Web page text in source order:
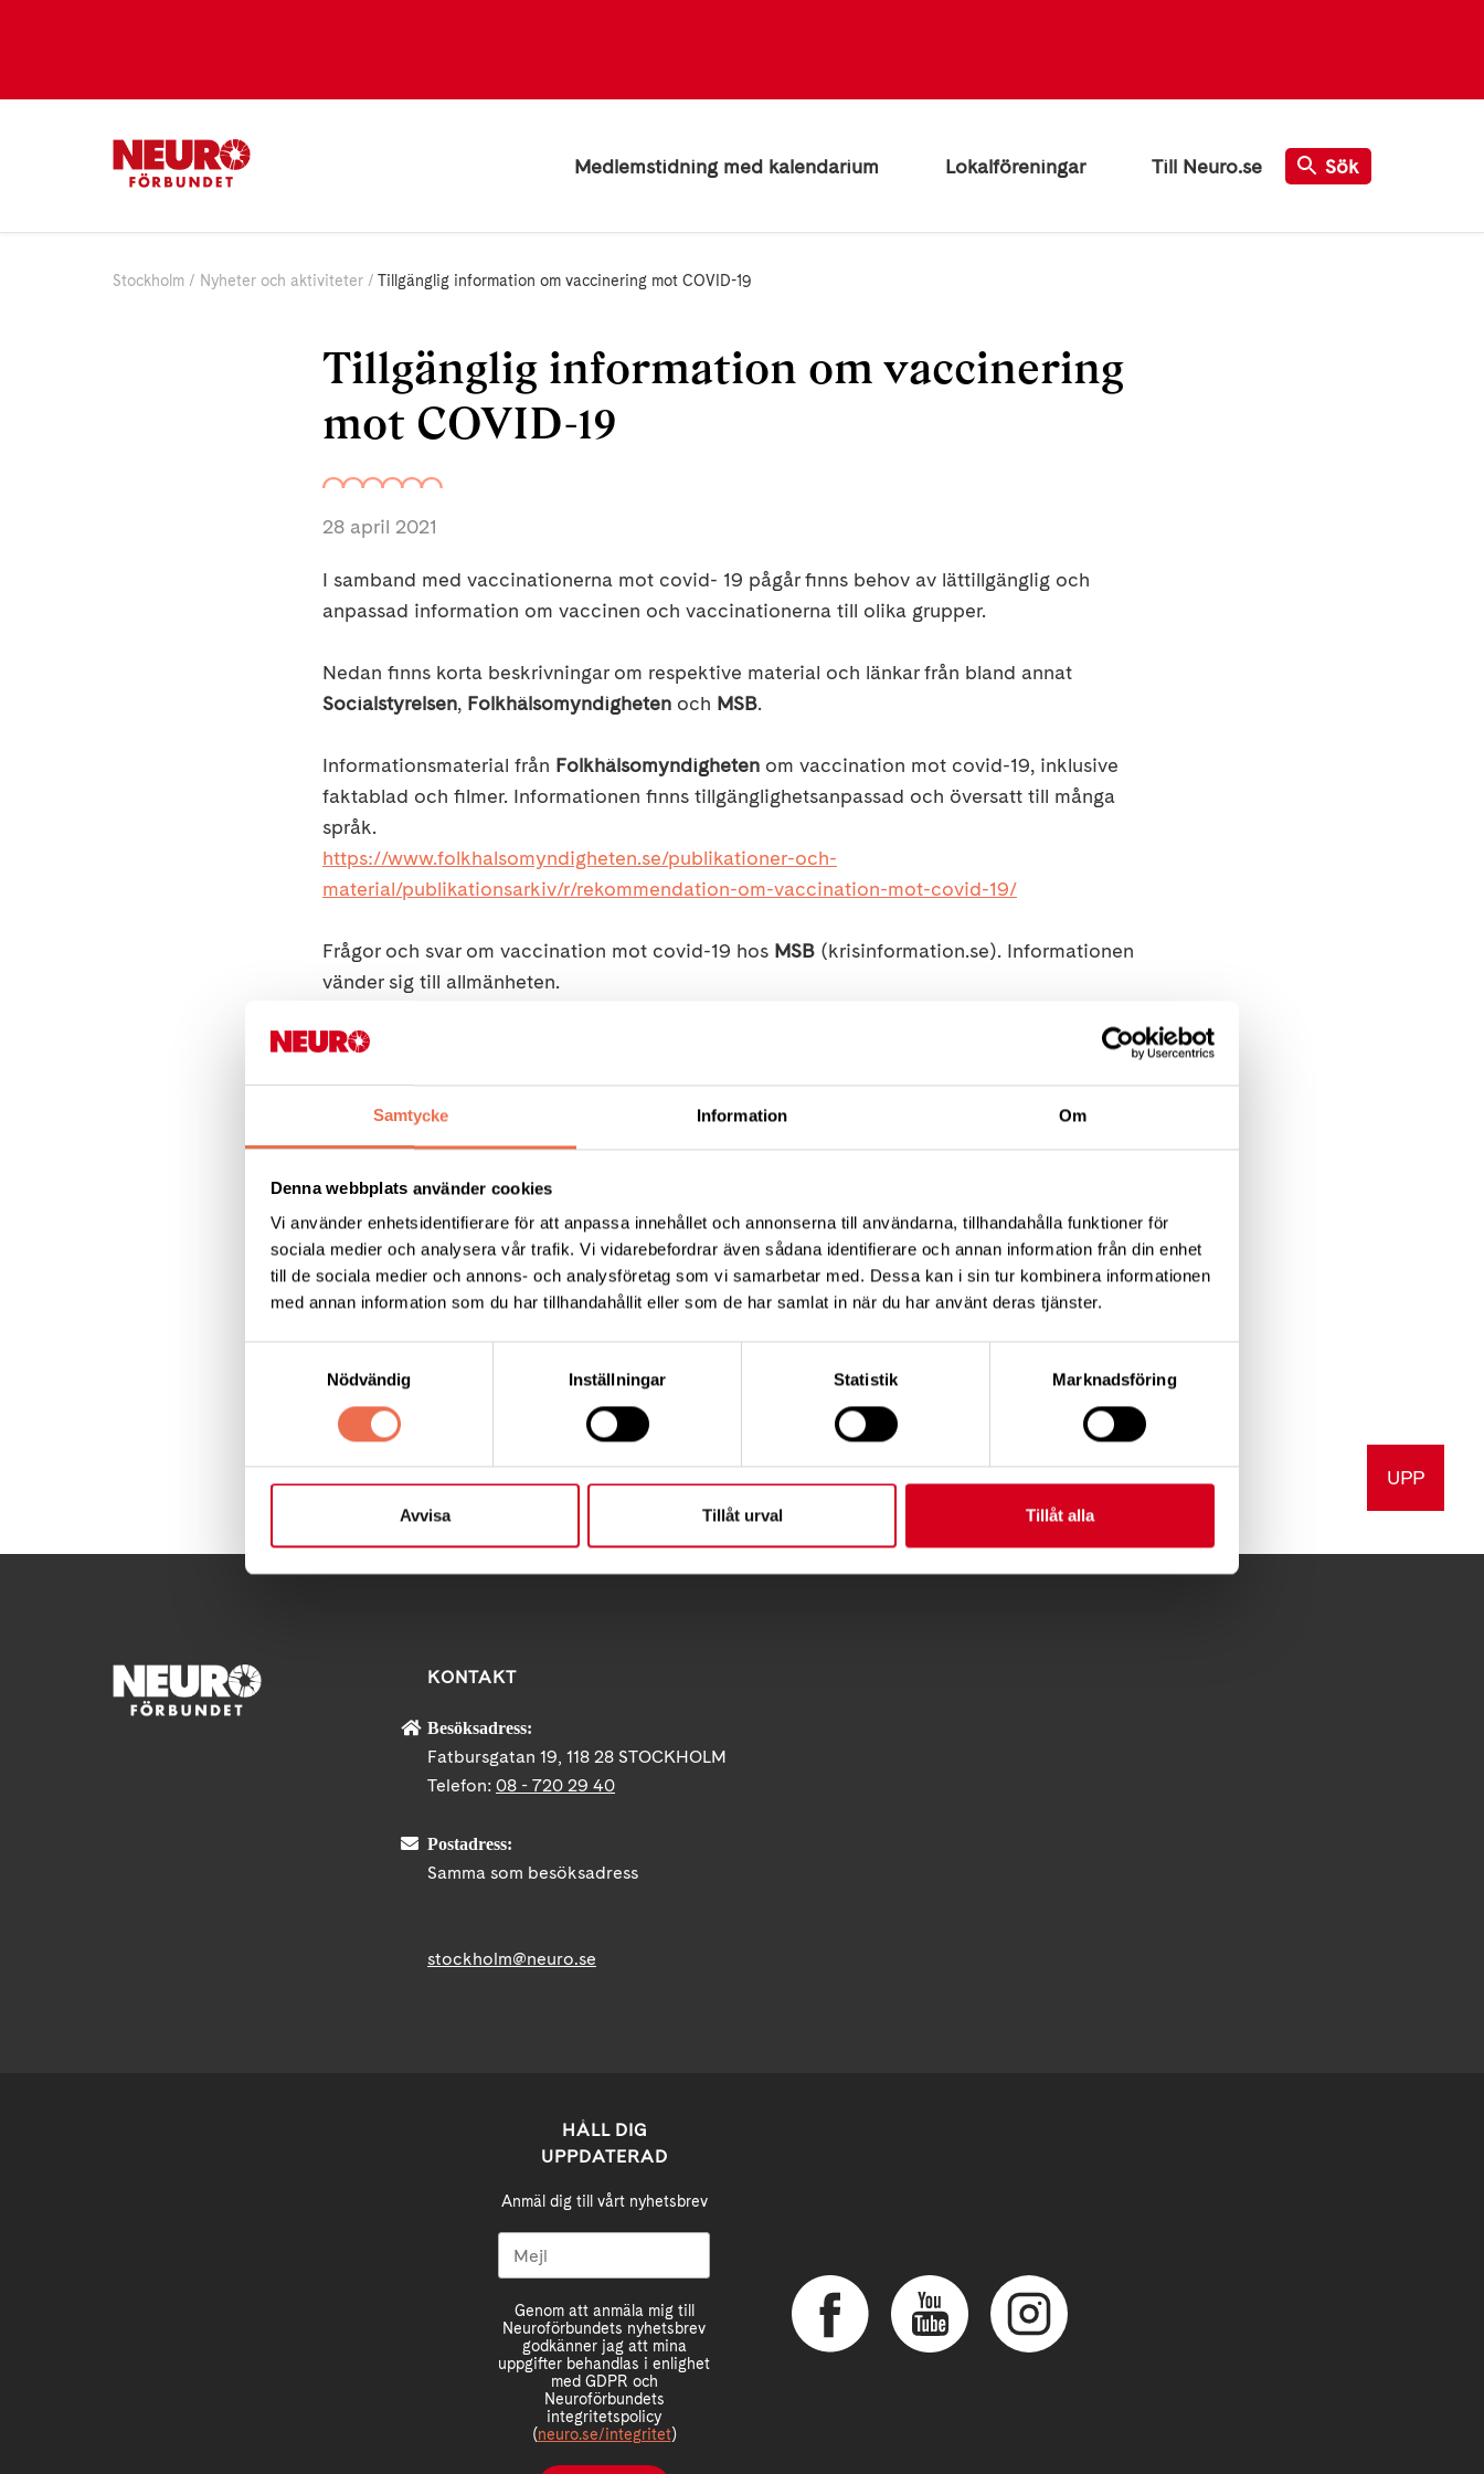
Samtycke Information Om
Denna webbplats använder cookies
Vi använder enhetsidentifierare för att anpassa innehållet och annonserna till användarna, tillhandahålla funktioner för
sociala medier och analysera vår trafik. Vi vidarebefordrar även sådana identifierare och annan information från din enhet
till de sociala medier och annons- och analysföretag som vi samarbetar med. Dessa kan i sin tur kombinera informationen
med annan information som du har tillhandahållit eller som de har samlat in när du har använt deras tjänster.
Nödvändig
Inställningar Statistik Marknadsföring
Avvisa Tillåt urval Tillåt alla
Medlemstidning med kalendarium Lokalföreningar Till Neuro.se Sök
Stockholm Nyheter och aktiviteter Tillgänglig information om vaccinering mot COVID-19
Tillgänglig information om vaccinering
mot COVID-19
28 april 2021
I samband med vaccinationerna mot covid- 19 pågår finns behov av lättillgänglig och
anpassad information om vaccinen och vaccinationerna till olika grupper.
Nedan finns korta beskrivningar om respektive material och länkar från bland annat
Socialstyrelsen, Folkhälsomyndigheten och MSB.
Informationsmaterial från Folkhälsomyndigheten om vaccination mot covid-19, inklusive
faktablad och filmer. Informationen finns tillgänglighetsanpassad och översatt till många
språk.
https://www.folkhalsomyndigheten.se/publikationer-och-
material/publikationsarkiv/r/rekommendation-om-vaccination-mot-covid-19/
Frågor och svar om vaccination mot covid-19 hos MSB (krisinformation.se). Informationen
vänder sig till allmänheten.
storningar/20192/myndigheterna-om-det-nya-coronaviruset
Polisen
har tagit fram information om bedrägerier kopplat till vaccinationerna mot covid- 19.
Läkemedelsverket reder ut vanliga missuppfattningar och myter om vaccinen.
https://www.lakemedelsverket.se/sv/coronavirus/coronavaccin/detta-galler-om-
coronavaccin
https://www.1177.se/Stockholm/
Dela denna sida: UPP
KONTAKT
Besöksadress:
Fatbursgatan 19, 118 28 STOCKHOLM
Telefon: 08 - 720 29 40
Postadress:
Samma som besöksadress
stockholm@neuro.se
HÅLL DIG
UPPDATERAD
Anmäl dig till vårt nyhetsbrev
Genom att anmäla mig till
Neuroförbundets nyhetsbrev
godkänner jag att mina
uppgifter behandlas i enlighet
med GDPR och
Neuroförbundets
integritetspolicy
(neuro.se/integritet)